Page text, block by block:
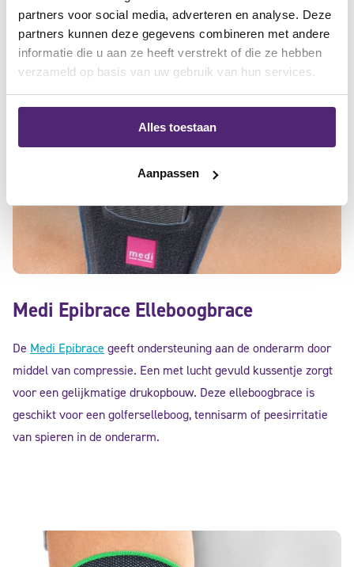
partners voor social media, adverteren en analyse. Deze
partners kunnen deze gegevens combineren met andere
informatie die u aan ze heeft verstrekt of die ze hebben
verzameld op basis van uw gebruik van hun services.
Alles toestaan
Aanpassen
Medi Epibrace Elleboogbrace
De Medi Epibrace geeft ondersteuning aan de onderarm door
middel van compressie. Een met lucht gevuld kussentje zorgt
voor een gelijkmatige drukopbouw. Deze elleboogbrace is
geschikt voor een golferselleboog, tennisarm of peesirritatie
van spieren in de onderarm.